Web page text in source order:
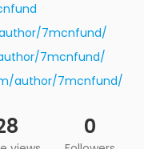
7mcnfund/
7mcnfund/
author/7mcnfund/
0